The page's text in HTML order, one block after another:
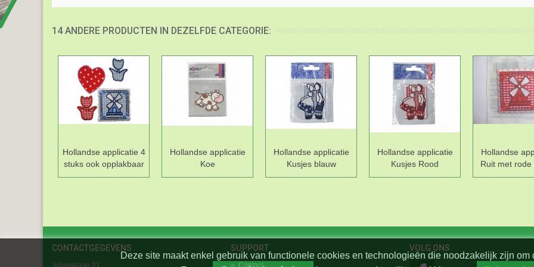
14 ANDERE PRODUCTEN IN DEZELFDE CATEGORIE:
Hollandse applicatie 4
stuks ook opplakbaar
Hollandse applicatie
Koe
Hollandse applicatie
Kusjes blauw
Hollandse applicatie
Kusjes Rood
Hollandse
Ruit met rode
CONTACTGEGEVENS
Julianalaan 21
SUPPORT
» Contact
VOLG ONS
Deze site maakt enkel gebruik van functionele cookies en technologieën die noodzakelijk zijn